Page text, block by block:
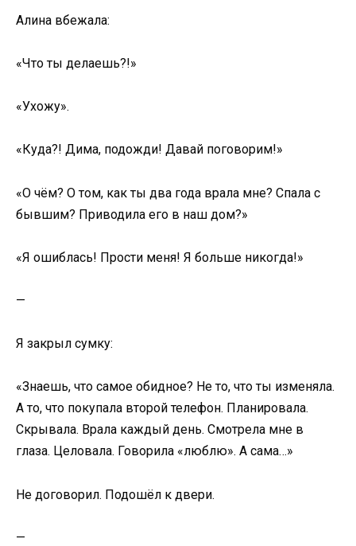
Алина вбежала:
«Что ты делаешь?!»
«Ухожу».
«Куда?! Дима, подожди! Давай поговорим!»
«О чём? О том, как ты два года врала мне? Спала с
бывшим? Приводила его в наш дом?»
«Я ошиблась! Прости меня! Я больше никогда!»
—
Я закрыл сумку:
«Знаешь, что самое обидное? Не то, что ты изменяла.
А то, что покупала второй телефон. Планировала.
Скрывала. Врала каждый день. Смотрела мне в
глаза. Целовала. Говорила «люблю». А сама…»
Не договорил. Подошёл к двери.
—